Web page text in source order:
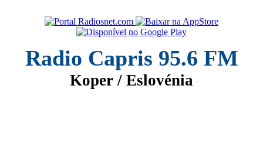
Radio Capris 95.6 FM
Koper / Eslovénia